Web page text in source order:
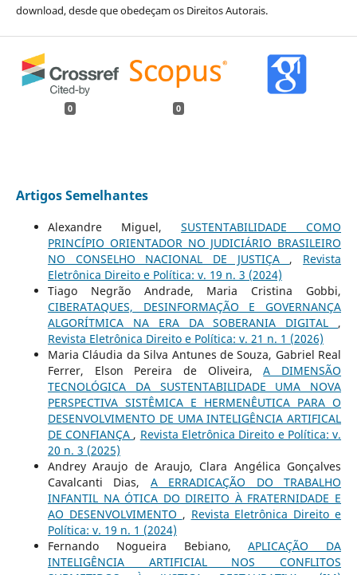
download, desde que obedeçam os Direitos Autorais.
0 0
Artigos Semelhantes
Alexandre Miguel,SUSTENTABILIDADE COMO
PRINCÍPIO ORIENTADOR NO JUDICIÁRIO BRASILEIRO
NO CONSELHO NACIONAL DE JUSTIÇA , Revista
Eletrônica Direito e Política: v. 19 n. 3 (2024)
Tiago Negrão Andrade, Maria Cristina Gobbi,
CIBERATAQUES, DESINFORMAÇÃO E GOVERNANÇA
ALGORÍTMICA NA ERA DA SOBERANIA DIGITAL ,
Revista Eletrônica Direito e Política: v. 21 n. 1 (2026)
Maria Cláudia da Silva Antunes de Souza, Gabriel Real
Ferrer, Elson Pereira de Oliveira,A DIMENSÃO
TECNOLÓGICA DA SUSTENTABILIDADE UMA NOVA
PERSPECTIVA SISTÊMICA E HERMENÊUTICA PARA O
DESENVOLVIMENTO DE UMA INTELIGÊNCIA ARTIFICAL
DE CONFIANÇA , Revista Eletrônica Direito e Política: v.
20 n. 3 (2025)
Andrey Araujo de Araujo, Clara Angélica Gonçalves
Cavalcanti Dias, A ERRADICAÇÃO DO TRABALHO
INFANTIL NA ÓTICA DO DIREITO À FRATERNIDADE E
AO DESENVOLVIMENTO , Revista Eletrônica Direito e
Política: v. 19 n. 1 (2024)
Fernando Nogueira Bebiano,APLICAÇÃO DA
INTELIGÊNCIA ARTIFICIAL NOS CONFLITOS